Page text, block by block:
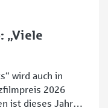
„Viele
wird auch in
2026
ist dieses Jahr